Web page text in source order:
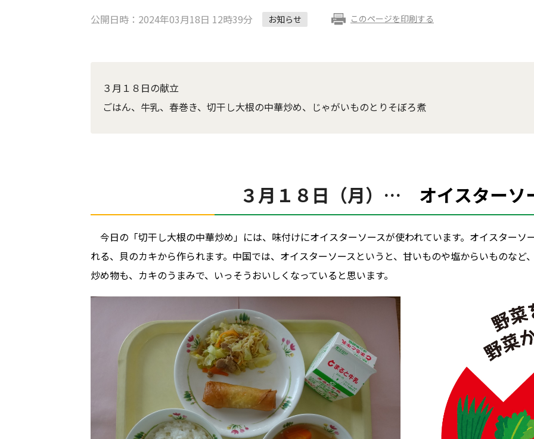
公開日時：2024年03月18日 12時39分 お知らせ このページを印刷する
３月１８日の献立
ごはん、牛乳、春巻き、切干し大根の中華炒め、じゃがいものとりそぼろ煮
３月１８日（月）… オイスターソ
今日の「切干し大根の中華炒め」には、味付けにオイスターソースが使われています。オイスターソ
れる、貝のカキから作られます。中国では、オイスターソースというと、甘いものや塩からいものなど
炒め物も、カキのうまみで、いっそうおいしくなっていると思います。